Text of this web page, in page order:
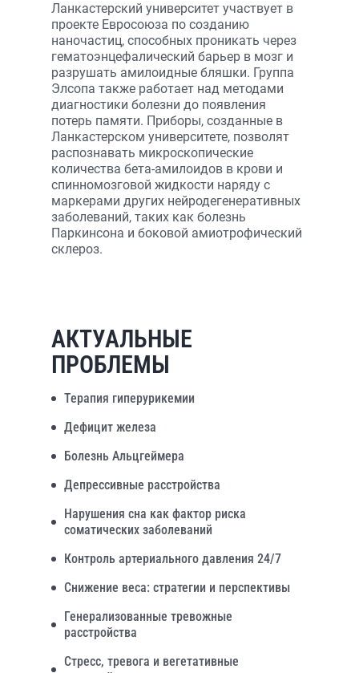
Ланкастерский университет участвует в
проекте Евросоюза по созданию
наночастиц, способных проникать через
гематоэнцефалический барьер в мозг и
разрушать амилоидные бляшки. Группа
Элсопа также работает над методами
диагностики болезни до появления
потерь памяти. Приборы, созданные в
Ланкастерском университете, позволят
распознавать микроскопические
количества бета-амилоидов в крови и
спинномозговой жидкости наряду с
маркерами других нейродегенеративных
заболеваний, таких как болезнь
Паркинсона и боковой амиотрофический
склероз.
АКТУАЛЬНЫЕ
ПРОБЛЕМЫ
Терапия гиперурикемии
Дефицит железа
Болезнь Альцгеймера
Депрессивные расстройства
Нарушения сна как фактор риска
соматических заболеваний
Контроль артериального давления 24/7
Снижение веса: стратегии и перспективы
Генерализованные тревожные
расстройства
Стресс, тревога и вегетативные